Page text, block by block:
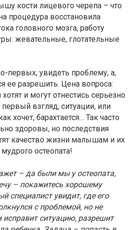
кости лицевого черепа – что
процедура восстановила
головного мозга, работу
жевательные, глотательные
первых, увидеть проблему, а,
ее разрешить. Цена вопроса:
и могут отнестись серьезно
первый взгляд, ситуации, или
хочет, барахтается… Так часто
здоровы, но последствия
качество жизни малышам и их
остеопата!
– да были мы у остеопата,
– покажитесь хорошему
специалист увидит, где его
с проблемой, но не
исправит ситуацию, разрешит